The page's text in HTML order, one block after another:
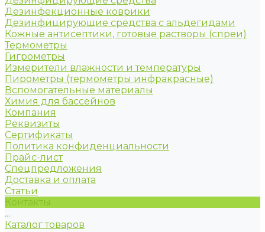
Дезинфекционные коврики
Дезинфицирующие средства с альдегидами
Кожные антисептики, готовые растворы (спреи)
Термометры
Гигрометры
Измерители влажности и температуры
Пирометры (термометры инфракрасные)
Вспомогательные материалы
Химия для бассейнов
Компания
Реквизиты
Сертификаты
Политика конфиденциальности
Прайс-лист
Спецпредложения
Доставка и оплата
Статьи
Контакты
...
Каталог товаров